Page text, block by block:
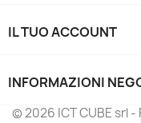
IL TUO ACCOUNT
INFORMAZIONI
© 2026 ICT CUBE srl -